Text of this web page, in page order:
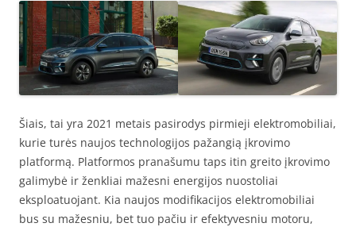
Šiais, tai yra 2021 metais pasirodys pirmieji elektromobiliai,
kurie turės naujos technologijos pažangią įkrovimo
platformą. Platformos pranašumu taps itin greito įkrovimo
galimybė ir ženkliai mažesni energijos nuostoliai
eksploatuojant. Kia naujos modifikacijos elektromobiliai
bus su mažesniu, bet tuo pačiu ir efektyvesniu motoru,